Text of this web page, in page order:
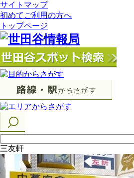
サイトマップ
初めてご利用の方へ
トップページ
三友軒